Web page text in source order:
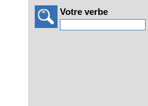
Votre verbe